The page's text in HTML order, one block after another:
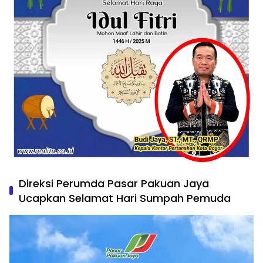
Direksi Perumda Pasar Pakuan Jaya
Ucapkan Selamat Hari Sumpah Pemuda